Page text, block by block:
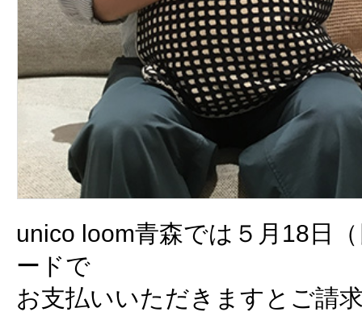
unico loom青森では５月18日
ードで
お支払いいただきますとご請